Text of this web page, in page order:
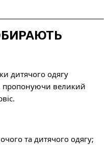
дитячого одягу
великий
та дитячого одягу;